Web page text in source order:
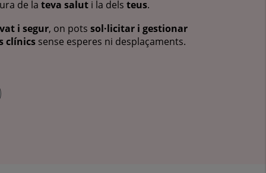
de la teva salut i la dels teus.
i segur, on pots sol·licitar i gestionar
clínics sense esperes ni desplaçaments.